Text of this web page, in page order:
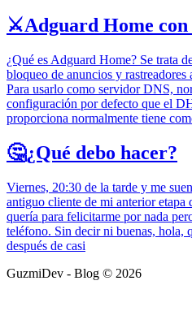
⚔️Adguard Home
¿Qué es Adguard Home? Se trata
bloqueo de anuncios y
Para usarlo como servidor DNS,
configuración por defecto que el
proporciona normalmente tiene
🤔¿Qué debo hacer?
Viernes, 20:30 de la tarde y me
antiguo cliente de mi anterior etapa
quería para felicitarme por nada
teléfono. Sin decir ni buenas, hola,
después de casi
GuzmiDev - Blog © 2026